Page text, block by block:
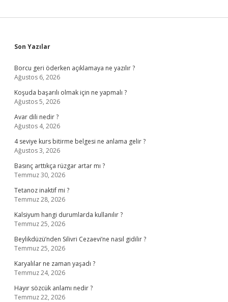
Sidebar
Son Yazılar
Borcu geri öderken açıklamaya ne yazılır ?
Ağustos 6, 2026
Koşuda başarılı olmak için ne yapmalı ?
Ağustos 5, 2026
Avar dili nedir ?
Ağustos 4, 2026
4 seviye kurs bitirme belgesi ne anlama gelir ?
Ağustos 3, 2026
Basınç arttıkça rüzgar artar mı ?
Temmuz 30, 2026
Tetanoz inaktif mi ?
Temmuz 28, 2026
Kalsiyum hangi durumlarda kullanılır ?
Temmuz 25, 2026
Beylikdüzü’nden Silivri Cezaevi’ne nasıl gidilir ?
Temmuz 25, 2026
Karyalılar ne zaman yaşadı ?
Temmuz 24, 2026
Hayır sözcük anlamı nedir ?
Temmuz 22, 2026